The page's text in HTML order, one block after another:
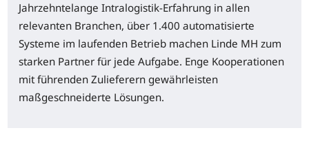
Jahrzehntelange Intralogistik-Erfahrung in allen
relevanten Branchen, über 1.400 automatisierte
Systeme im laufenden Betrieb machen Linde MH zum
starken Partner für jede Aufgabe. Enge Kooperationen
mit führenden Zulieferern gewährleisten
maßgeschneiderte Lösungen.